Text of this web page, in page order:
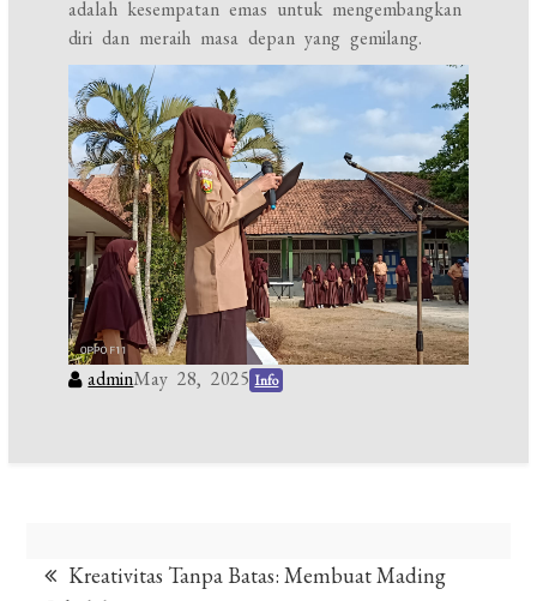
adalah kesempatan emas untuk mengembangkan
diri dan meraih masa depan yang gemilang.
adminMay 28, 2025 Info
Post
Kreativitas Tanpa Batas: Membuat Mading